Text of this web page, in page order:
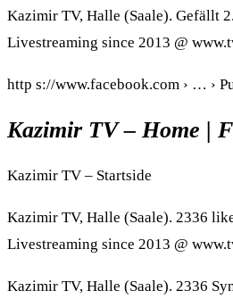
Kazimir TV, Halle (Saale). Gefällt
Livestreaming since 2013 @
http s://www.facebook.com › … ›
Kazimir TV – Home |
Kazimir TV – Startside
Kazimir TV, Halle (Saale). 2336
Livestreaming since 2013 @
Kazimir TV, Halle (Saale). 2336